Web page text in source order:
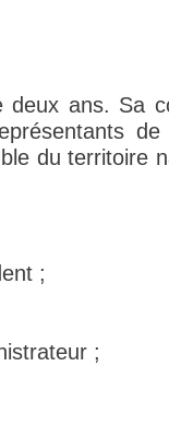
ans. Sa
de
du territoire
;
;